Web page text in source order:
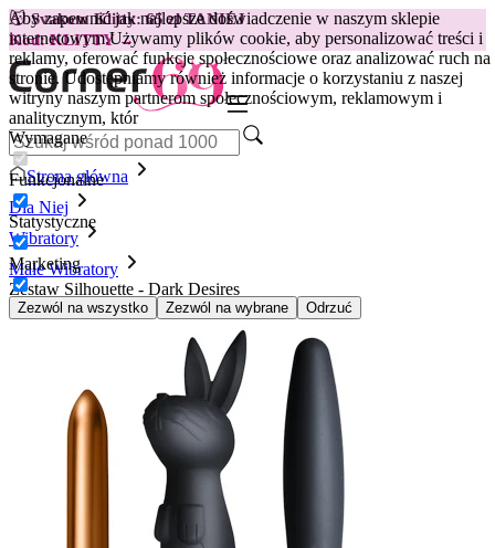
Aby zapewnić jak najlepsze doświadczenie w naszym sklepie
internetowym.Używamy plików cookie, aby personalizować treści i
reklamy, oferować funkcje społecznościowe oraz analizować ruch na
stronie. Udostępniamy również informacje o korzystaniu z naszej
witryny naszym partnerom społecznościowym, reklamowym i
analitycznym, któr
Wymagane
Funkcjonalne
Statystyczne
Marketing
Zezwól na wszystko Zezwól na wybrane Odrzuć
😽Svakom Klitty: 65 zł TANIEJ
Kod: KLITTY →
Strona główna
Dla Niej
Wibratory
Małe Wibratory
Zestaw Silhouette - Dark Desires